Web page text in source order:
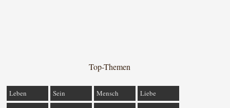
Top-Themen
Leben Sein Mensch
Liebe